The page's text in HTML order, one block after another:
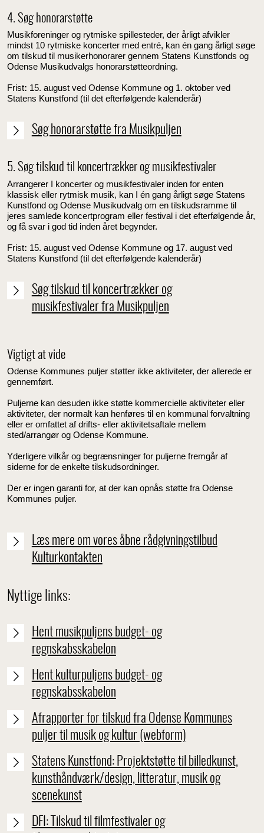
4. Søg honorarstøtte
Musikforeninger og rytmiske spillesteder, der årligt afvikler
mindst 10 rytmiske koncerter med entré, kan én gang årligt søge
om tilskud til musikerhonorarer gennem Statens Kunstfonds og
Odense Musikudvalgs honorarstøtteordning.
Frist: 15. august ved Odense Kommune og 1. oktober ved
Statens Kunstfond (til det efterfølgende kalenderår)
Søg honorarstøtte fra Musikpuljen
5. Søg tilskud til koncertrækker og musikfestivaler
Arrangerer I koncerter og musikfestivaler inden for enten
klassisk eller rytmisk musik, kan I én gang årligt søge Statens
Kunstfond og Odense Musikudvalg om en tilskudsramme til
jeres samlede koncertprogram eller festival i det efterfølgende år,
og få svar i god tid inden året begynder.
Frist: 15. august ved Odense Kommune og 17. august ved
Statens Kunstfond (til det efterfølgende kalenderår)
Søg tilskud til koncertrækker og
musikfestivaler fra Musikpuljen
Vigtigt at vide
Odense Kommunes puljer støtter ikke aktiviteter, der allerede er
gennemført.
Puljerne kan desuden ikke støtte kommercielle aktiviteter eller
aktiviteter, der normalt kan henføres til en kommunal forvaltning
eller er omfattet af drifts- eller aktivitetsaftale mellem
sted/arrangør og Odense Kommune.
Yderligere vilkår og begrænsninger for puljerne fremgår af
siderne for de enkelte tilskudsordninger.
Der er ingen garanti for, at der kan opnås støtte fra Odense
Kommunes puljer.
Læs mere om vores åbne rådgivningstilbud
Kulturkontakten
Nyttige links:
Hent musikpuljens budget- og
regnskabsskabelon
Hent kulturpuljens budget- og
regnskabsskabelon
Afrapporter for tilskud fra Odense Kommunes
puljer til musik og kultur (webform)
Statens Kunstfond: Projektstøtte til billedkunst,
kunsthåndværk/design, litteratur, musik og
scenekunst
DFI: Tilskud til filmfestivaler og